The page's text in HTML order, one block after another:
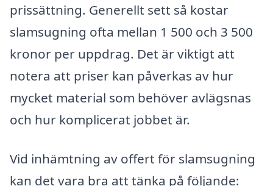
prissättning. Generellt sett så kostar
slamsugning ofta mellan 1 500 och 3 500
kronor per uppdrag. Det är viktigt att
notera att priser kan påverkas av hur
mycket material som behöver avlägsnas
och hur komplicerat jobbet är.
Vid inhämtning av offert för slamsugning
kan det vara bra att tänka på följande: